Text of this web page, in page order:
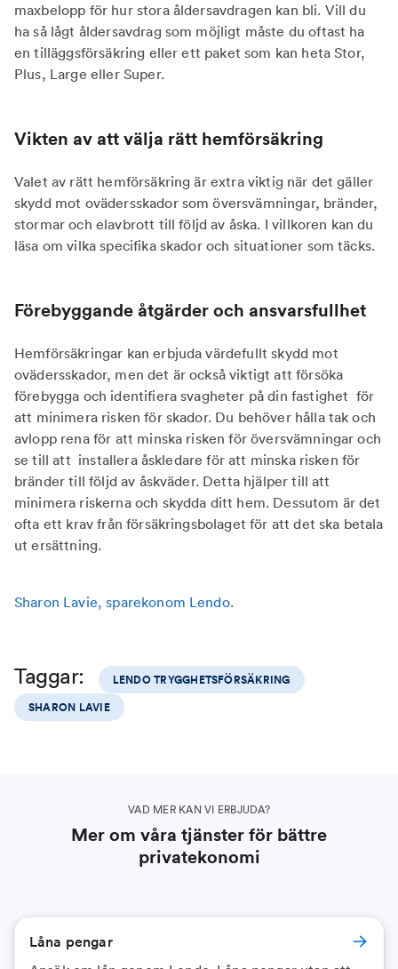
maxbelopp för hur stora åldersavdragen kan bli. Vill du
ha så lågt åldersavdrag som möjligt måste du oftast ha
en tilläggsförsäkring eller ett paket som kan heta Stor,
Plus, Large eller Super.
Vikten av att välja rätt hemförsäkring
Valet av rätt hemförsäkring är extra viktig när det gäller
skydd mot ovädersskador som översvämningar, bränder,
stormar och elavbrott till följd av åska. I villkoren kan du
läsa om vilka specifika skador och situationer som täcks.
Förebyggande åtgärder och ansvarsfullhet
Hemförsäkringar kan erbjuda värdefullt skydd mot
ovädersskador, men det är också viktigt att försöka
förebygga och identifiera svagheter på din fastighet för
att minimera risken för skador. Du behöver hålla tak och
avlopp rena för att minska risken för översvämningar och
se till att installera åskledare för att minska risken för
bränder till följd av åskväder. Detta hjälper till att
minimera riskerna och skydda ditt hem. Dessutom är det
ofta ett krav från försäkringsbolaget för att det ska betala
ut ersättning.
Sharon Lavie, sparekonom Lendo.
Taggar: LENDO TRYGGHETSFÖRSÄKRING
SHARON LAVIE
VAD MER KAN VI ERBJUDA?
Mer om våra tjänster för bättre
privatekonomi
Låna pengar